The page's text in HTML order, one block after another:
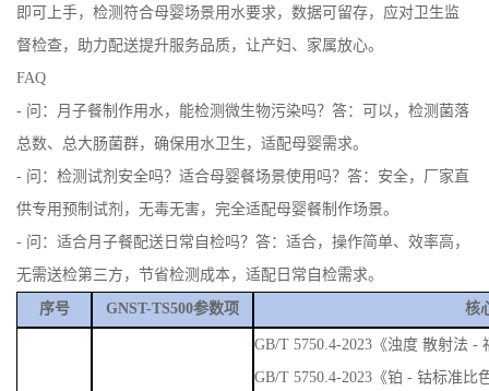
即可上手，检测符合母婴场景用水要求，数据可留存，应对卫生监
督检查，助力配送提升服务品质，让产妇、家属放心。
FAQ
- 问：月子餐制作用水，能检测微生物污染吗？答：可以，检测菌落
总数、总大肠菌群，确保用水卫生，适配母婴需求。
- 问：检测试剂安全吗？适合母婴餐场景使用吗？答：安全，厂家直
供专用预制试剂，无毒无害，完全适配母婴餐制作场景。
- 问：适合月子餐配送日常自检吗？答：适合，操作简单、效率高，
无需送检第三方，节省检测成本，适配日常自检需求。
序号 GNST-TS500参数项 核
GB/T 5750.4-2023《浊度 散射法
GB/T 5750.4-2023《铂 - 钴标准比